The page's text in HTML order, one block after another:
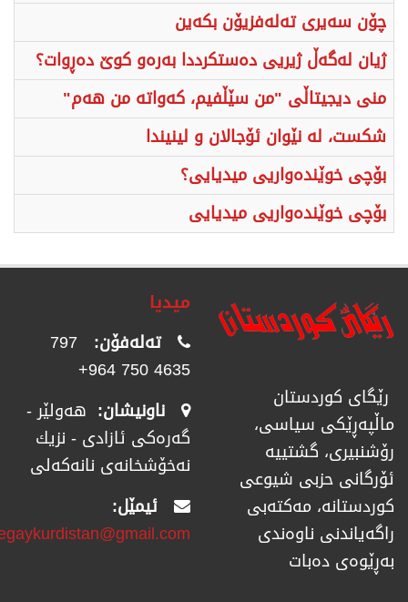
چۆن سەیری تەلەفزیۆن بکەین
ژیان لەگەڵ ژیریی دەستکرددا بەرەو کوێ دەڕوات؟
منی دیجیتاڵی "من سێڵفیم، کەواتە من هەم"
شکست، لە نێوان ئۆجالان و لینیندا
بۆچی خوێندەواریی میدیایی؟
بۆچی خوێندەواریی میدیایی
رێگای كوردستان
ماڵپەڕێكی سیاسی،
رۆشنبیری، گشتییە
ئۆرگانی حزبی شیوعی
كوردستانە، مەكتەبی
راگەیاندنی ناوەندی
بەڕێوەی دەبات
میدیا
تەلەفۆن: 797
4635 750 964+
ناونیشان: هەولێر -
گەرەکی ئازادی - نزیك
نەخۆشخانەی نانەکەلی
ئیمێل: